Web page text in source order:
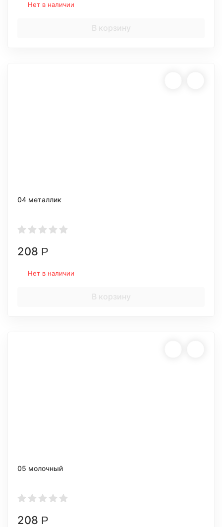
Нет в наличии
В корзину
04 металлик
208 Р
Нет в наличии
В корзину
05 молочный
208 Р